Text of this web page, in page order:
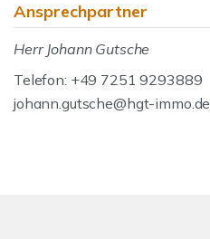
Ansprechpartner
Herr Johann Gutsche
Telefon: +49 7251 9293889
johann.gutsche@hgt-immo.de